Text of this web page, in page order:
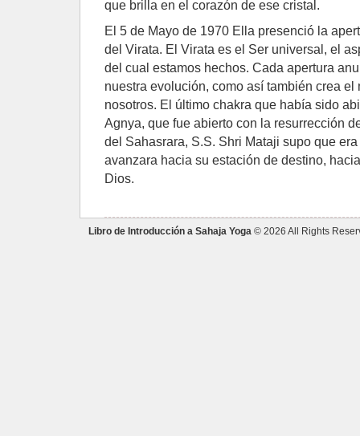
que brilla en el corazón de ese cristal.
El 5 de Mayo de 1970 Ella presenció la
del Virata. El Virata es el Ser universal, el
del cual estamos hechos. Cada apertura
nuestra evolución, como así también crea
nosotros. El último chakra que había sido
Agnya, que fue abierto con la resurrección
del Sahasrara, S.S. Shri Mataji supo que
avanzara hacia su estación de destino,
Dios.
Libro de Introducción a Sahaja Yoga © 2026 All Rights